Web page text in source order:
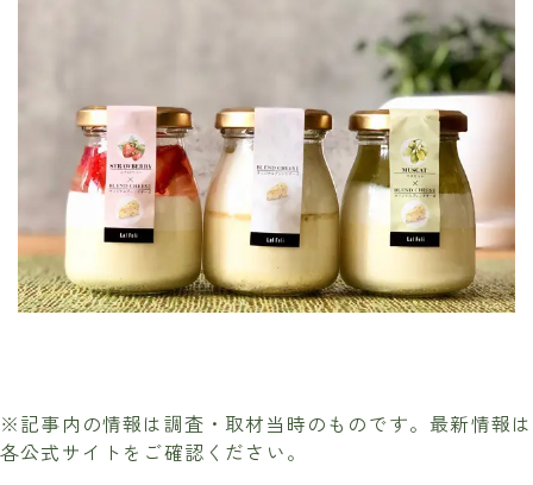
※記事内の情報は調査・取材当時のものです。最新情報は
各公式サイトをご確認ください。